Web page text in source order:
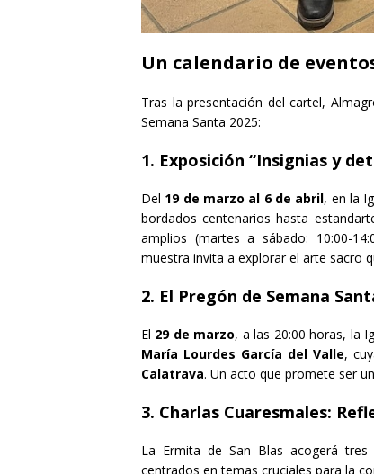
Un calendario de
Tras la presentación del cartel,
Semana Santa 2025:
1. Exposición “Insignias y
Del 19 de marzo al 6 de abril, en la
bordados centenarios hasta
amplios (martes a sábado: 10:00-
muestra invita a explorar el arte sacro
2. El Pregón de Semana
El 29 de marzo, a las 20:00 horas, la
María Lourdes García del Valle,
Calatrava. Un acto que promete ser
3. Charlas Cuaresmales:
La Ermita de San Blas acogerá
centrados en temas cruciales para la